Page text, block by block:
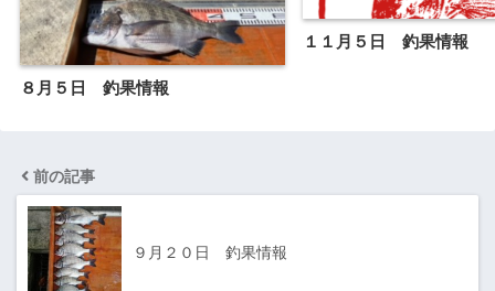
８月５日 釣果情報
１１月５日 釣果情報
前の記事
９月２０日 釣果情報